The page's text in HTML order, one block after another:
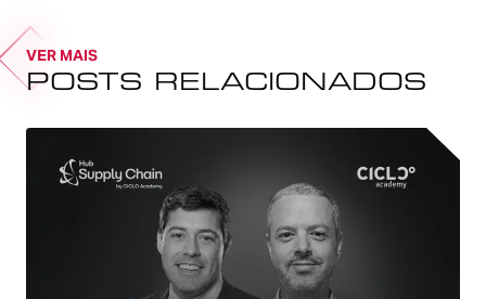
VER MAIS
POSTS RELACIONADOS